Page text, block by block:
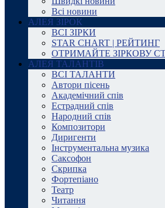
Всі новини
АЛЕЯ ЗІРОК
ВСІ ЗІРКИ
STAR CHART | РЕЙТИНГ
ОТРИМАЙТЕ ЗІРКОВУ
АЛЕЯ ТАЛАНТІВ
ВСІ ТАЛАНТИ
Автори пісень
Академічний спів
Естрадний спів
Народний спів
Композитори
Диригенти
Інструментальна музика
Саксофон
Скрипка
Фортепіано
Театр
Читання